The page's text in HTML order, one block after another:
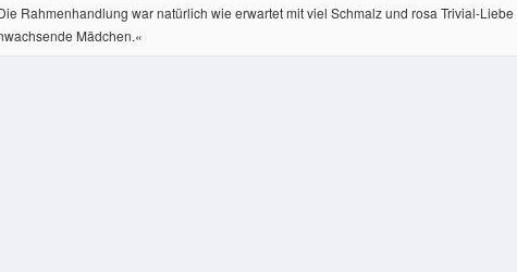
Rahmenhandlung war natürlich wie erwartet mit viel Schmalz und rosa Trivial-Liebe
Mädchen.«